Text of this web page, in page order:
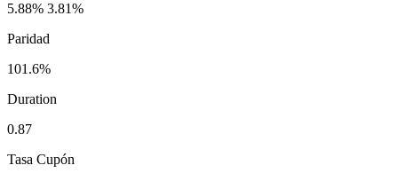
5.88% 3.81%
Paridad
101.6%
Duration
0.87
Tasa Cupón